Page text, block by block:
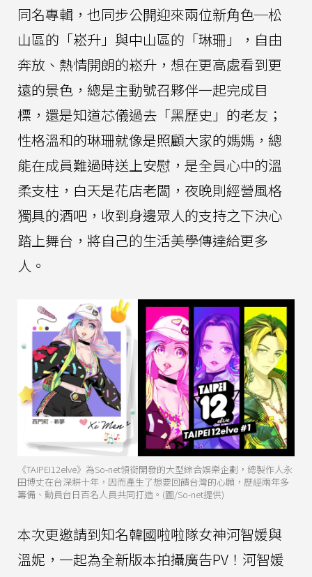
同名專輯，也同步公開迎來兩位新角色─松
山區的「崧升」與中山區的「琳珊」，自由
奔放、熱情開朗的崧升，想在更高處看到更
遠的景色，總是主動號召夥伴一起完成目
標，還是知道芯儀過去「黑歷史」的老友；
性格溫和的琳珊就像是照顧大家的媽媽，總
能在成員難過時送上安慰，是全員心中的溫
柔支柱，白天是花店老闆，夜晚則經營風格
獨具的酒吧，收到身邊眾人的支持之下決心
踏上舞台，將自己的生活美學傳達給更多
人。
《TAIPEI12elve》為So-net領銜開發的大型綜合娛樂企劃，總製作人永
田博丈在台深耕十年，因而產生了想要回饋台灣的心願，歷經兩年多
籌備、動員台日百名人員共同打造。(圖/So-net提供)
本次更邀請到知名韓國啦啦隊女神河智媛與
溫妮，一起為全新版本拍攝廣告PV！河智媛